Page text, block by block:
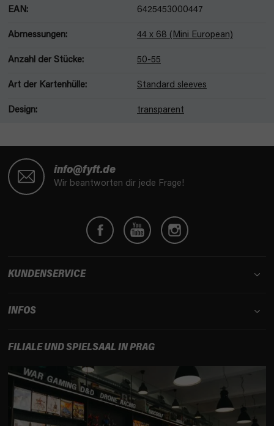
EAN: 6425453000447
Abmessungen: 44 x 68 (Mini European)
Anzahl der Stücke: 50-55
Art der Kartenhülle: Standard sleeves
Design: transparent
info@fyft.de
Wir beantworten dir jede Frage!
KUNDENSERVICE
INFOS
FILIALE UND SPIELSAAL IN PRAG